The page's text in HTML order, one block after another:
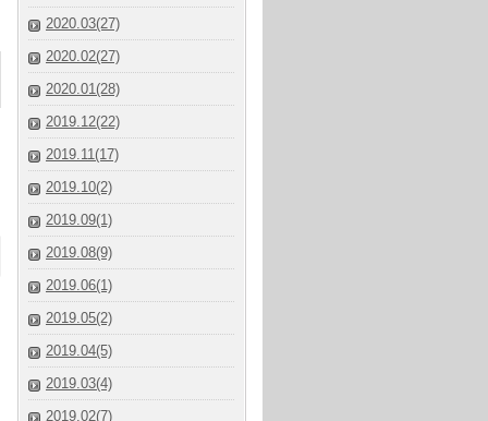
2020.03(27)
2020.02(27)
2020.01(28)
2019.12(22)
2019.11(17)
2019.10(2)
2019.09(1)
2019.08(9)
2019.06(1)
2019.05(2)
2019.04(5)
2019.03(4)
2019.02(7)